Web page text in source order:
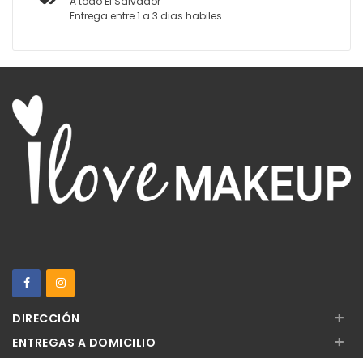
Entrega entre 1 a 3 dias habiles.
DIRECCIÓN +
ENTREGAS A DOMICILIO
+